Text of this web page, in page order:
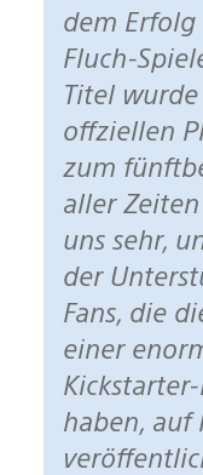
dem
Fluch-
Titel
offziellen
zum
aller
uns sehr,
der
Fans, die
einer
haben, auf